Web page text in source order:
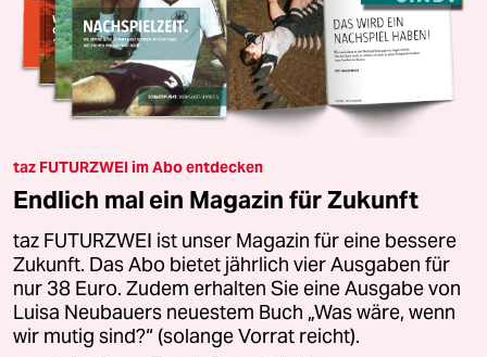
taz FUTURZWEI im Abo entdecken
Endlich mal ein Magazin für Zukunft
taz FUTURZWEI ist unser Magazin für eine bessere
Zukunft. Das Abo bietet jährlich vier Ausgaben für
nur 38 Euro. Zudem erhalten Sie eine Ausgabe von
Luisa Neubauers neuestem Buch „Was wäre, wenn
wir mutig sind?“ (solange Vorrat reicht).